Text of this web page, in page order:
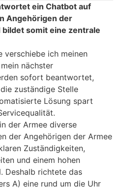
ein Chatbot auf
Angehörigen der
somit eine zentrale
verschiebe ich meinen
nächster
sofort beantwortet,
zuständige Stelle
Lösung spart
der Armee diverse
der Angehörigen der Armee
Zuständigkeiten,
und einem hohen
Deshalb richtete das
A) eine rund um die Uhr